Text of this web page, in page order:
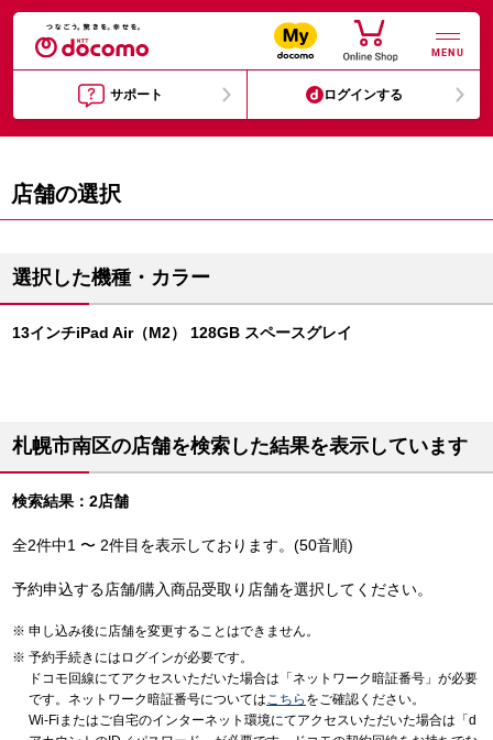
MENU
サポート ログインする
店舗の選択
選択した機種・カラー
13インチiPad Air（M2） 128GB スペースグレイ
札幌市南区の店舗を検索した結果を表示しています
検索結果：2店舗
全2件中1 〜 2件目を表示しております。(50音順)
予約申込する店舗/購入商品受取り店舗を選択してください。
申し込み後に店舗を変更することはできません。
予約手続きにはログインが必要です。
ドコモ回線にてアクセスいただいた場合は「ネットワーク暗証番号」が必要
です。ネットワーク暗証番号についてはこちら をご確認ください。
Wi-Fiまたはご自宅のインターネット環境にてアクセスいただいた場合は「d